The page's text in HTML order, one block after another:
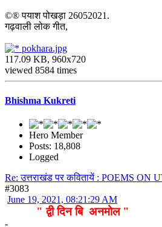
©® पयाश पोखड़ा 26052021.
गढ़वाली लोक गीत,
pokhara.jpg
117.09 KB, 960x720
viewed 8584 times
Bhishma Kukreti
Hero Member
Posts: 18,808
Logged
Re: उत्तराखंड पर कवितायें : POEMS
#3083
June 19, 2021, 08:21:29 AM
" द्वी दिन बि अनमोल "
-